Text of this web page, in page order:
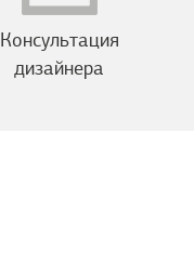
Консультация
дизайнера